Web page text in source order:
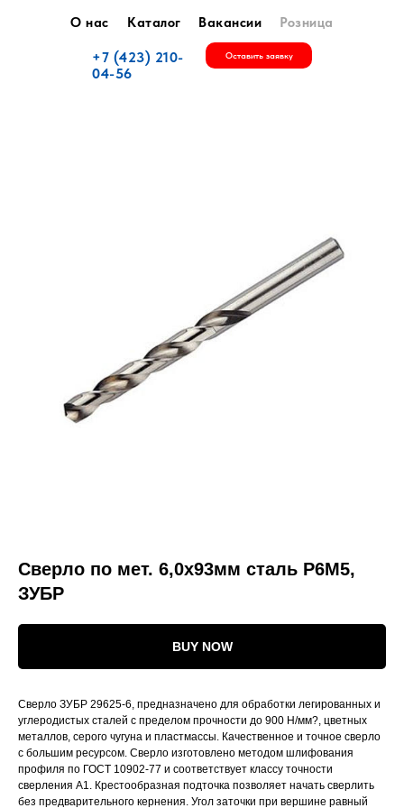
+7 (423) 210-
04-56
Оставить заявку
О нас Каталог Вакансии Розница
Сверло по мет. 6,0х93мм сталь Р6М5,
ЗУБР
BUY NOW
Сверло ЗУБР 29625-6, предназначено для обработки легированных и
углеродистых сталей с пределом прочности до 900 Н/мм?, цветных
металлов, серого чугуна и пластмассы. Качественное и точное сверло
с большим ресурсом. Сверло изготовлено методом шлифования
профиля по ГОСТ 10902-77 и соответствует классу точности
сверления А1. Крестообразная подточка позволяет начать сверлить
без предварительного кернения. Угол заточки при вершине равный